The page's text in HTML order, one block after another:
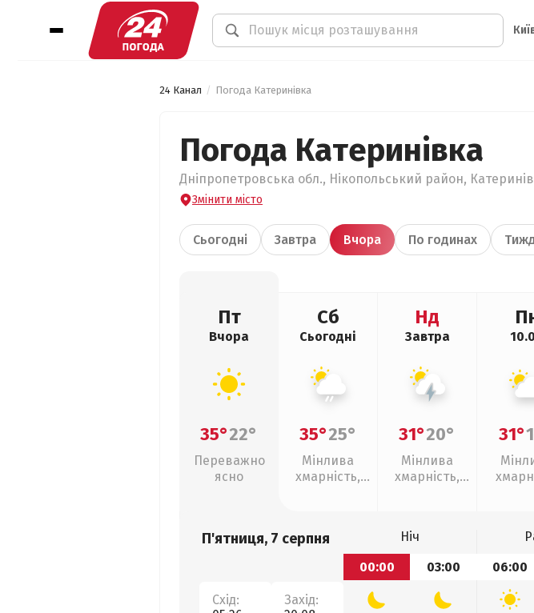
24 Канал Погода Катеринівка
Погода Катеринівка
Дніпропетровська обл., Нікопольський район,
Змінити місто
Сьогодні Завтра Вчора По годинах
Пт
Вчора
35°22°
Переважно
ясно
Сб
Сьогодні
35°25°
Мінлива
хмарність,
Нд
Завтра
31°20°
Мінлива
хмарність,
31°
П'ятниця, 7 серпня
Схід:
Захід:
Ніч
00:00
03:00 06:00